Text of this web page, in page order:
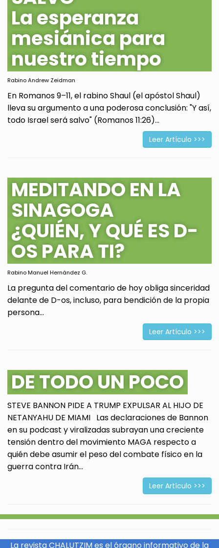
La esperanza
mesiánica para
nuestro tiempo
Rabino Andrew Zeidman
En Romanos 9–11, el rabino Shaul (el apóstol Shaul)
lleva su argumento a una poderosa conclusión: "Y así,
todo Israel será salvo" (Romanos 11:26)...
Leer Artículo >>>
MEDITANDO EN LA
SINAGOGA
¿QUIÉN, Y QUÉ ES D-
OS PARA TI?
Rabino Manuel Hernández G.
La pregunta del comentario de hoy obliga sinceridad
delante de D-os, incluso, para bendición de la propia
persona...
Leer Artículo >>>
DE TODO UN POCO
STEVE BANNON PIDE A TRUMP EXPULSAR AL HIJO DE
NETANYAHU DE MIAMI Las declaraciones de Bannon
en su podcast y viralizadas subrayan una creciente
tensión dentro del movimiento MAGA respecto a
quién debe asumir el peso del combate físico en la
guerra contra Irán...
Leer Artículo >>>
La revista CHALUTZIM es el órgano informativo de la